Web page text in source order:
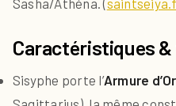
Sasha/Athéna. (
Caractéristiques
Sisyphe porte l’Armure